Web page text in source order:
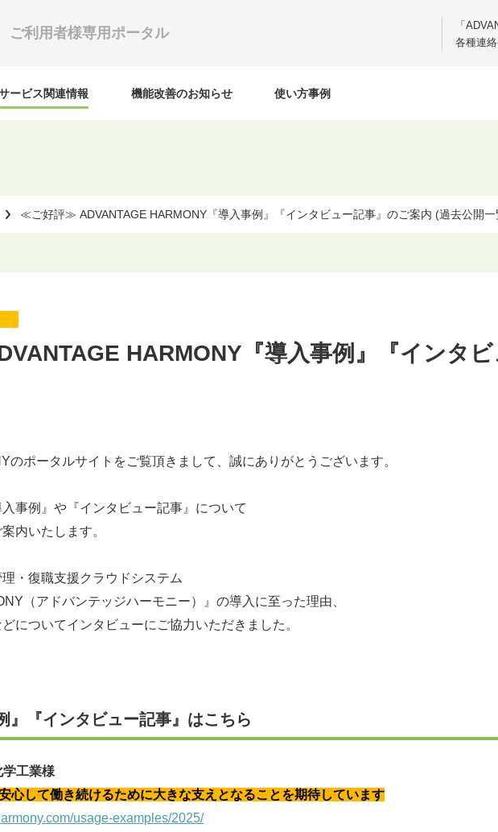
ご利用者様専用ポータル
「
各種連
ービス関連情報 機能改善のお知らせ 使い方事例
≪ご好評≫ ADVANTAGE HARMONY『導入事例』『インタビュー記事』のご案内 (過去公開一
HARMONY『導入事例』『インタ
のポータルサイトをご覧頂きまして、誠にありがとうございます。
事例』や『インタビュー記事』について
内いたします。
・復職支援クラウドシステム
（アドバンテッジハーモニー）』の導入に至った理由、
についてインタビューにご協力いただきました。
『インタビュー記事』はこちら
工業様
心して働き続けるために大きな支えとなることを期待しています
usage-examples/2025/